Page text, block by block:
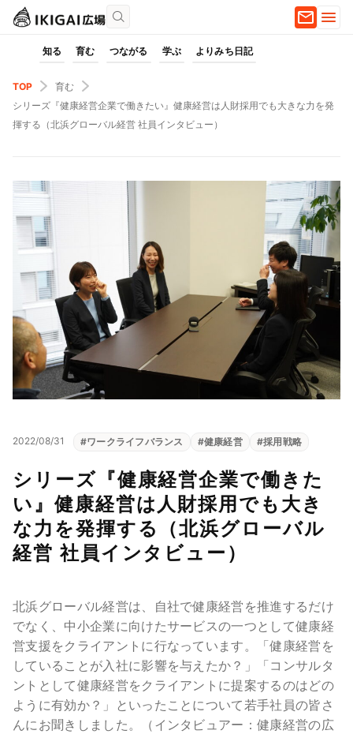
知る 育む つながる 学ぶ よりみち日記
TOP
育む
シリーズ『健康経営企業で働きたい』健康経営は人財採用でも大きな力を発
揮する（北浜グローバル経営 社員インタビュー）
2022/08/31 #ワークライフバランス #健康経営 #採用戦略
シリーズ『健康経営企業で働きた
い』健康経営は人財採用でも大き
な力を発揮する（北浜グローバル
経営 社員インタビュー）
北浜グローバル経営は、自社で健康経営を推進するだけ
でなく、中小企業に向けたサービスの一つとして健康経
営支援をクライアントに行なっています。「健康経営を
していることが入社に影響を与えたか？」「コンサルタ
ントとして健康経営をクライアントに提案するのはどの
ように有効か？」といったことについて若手社員の皆さ
んにお聞きしました。（インタビュアー：健康経営の広